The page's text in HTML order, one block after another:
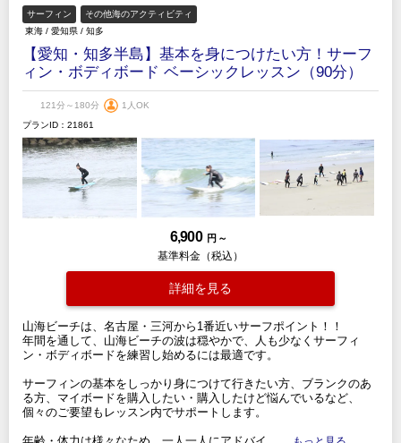
サーフィン
その他海のアクティビティ
東海 / 愛知県 / 知多
【愛知・知多半島】基本を身につけたい方！サーフ
ィン・ボディボード ベーシックレッスン（90分）
121分～180分
1人OK
プランID：21861
6,900 円 ～
基準料金（税込）
詳細を見る
山海ビーチは、名古屋・三河から1番近いサーフポイント！！
年間を通して、山海ビーチの波は穏やかで、人も少なくサーフィ
ン・ボディボードを練習し始めるには最適です。
サーフィンの基本をしっかり身につけて行きたい方、ブランクのあ
る方、マイボードを購入したい・購入したけど悩んでいるなど、
個々のご要望もレッスン内でサポートします。